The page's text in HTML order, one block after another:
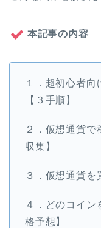
本記事の内容
１．超初心者向
【３手順】
２．仮想通貨で
収集】
３．仮想通貨を
４．どのコイン
格予想】